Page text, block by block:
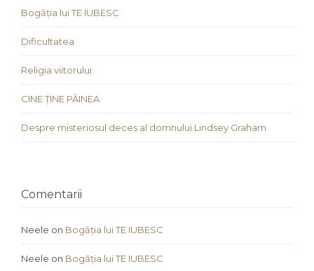
Bogăția lui TE IUBESC
Dificultatea
Religia viitorului
CINE ȚINE PÂINEA
Despre misteriosul deces al domnului Lindsey Graham
Comentarii
Neele on Bogăția lui TE IUBESC
Neele on Bogăția lui TE IUBESC